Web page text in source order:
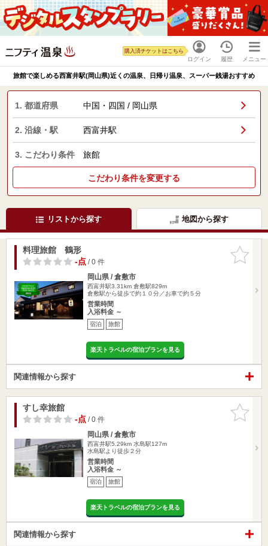
ログイン
購入済チケットはこちら
履歴 メニュー
旅館で楽しめる西富井駅(岡山県)近くの温泉、日帰り温泉、スーパー銭湯おすすめ
1. 都道府県 中国・四国 / 岡山県
2. 沿線・駅 西富井駅
3. こだわり条件 旅館
こだわり条件を変更する
リストから探す 地図から探す
お気に入
りに追加
料理旅館 鶴形
-点/ 0 件
岡山県 / 倉敷市
西富井駅3.31km 倉敷駅829m
倉敷駅から徒歩で約１０分／お車で約５分
営業時間
入浴料金 ～
宿泊 旅館
楽天トラベルの宿泊プランを見る
関連情報から探す
お気に入
りに追加
すし幸旅館
-点/ 0 件
岡山県 / 倉敷市
西富井駅5.29km 水島駅127m
水島駅より徒歩２分
営業時間
入浴料金 ～
宿泊 旅館
楽天トラベルの宿泊プランを見る
関連情報から探す